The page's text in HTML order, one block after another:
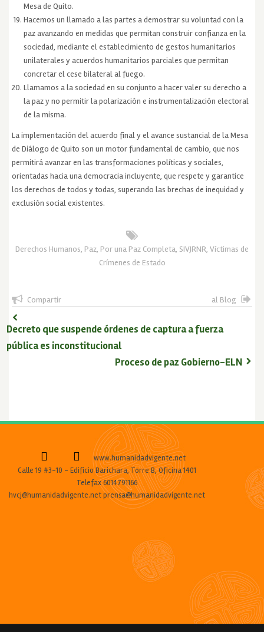
Mesa de Quito.
Hacemos un llamado a las partes a demostrar su voluntad con la
paz avanzando en medidas que permitan construir confianza en la
sociedad, mediante el establecimiento de gestos humanitarios
unilaterales y acuerdos humanitarios parciales que permitan
concretar el cese bilateral al fuego.
Llamamos a la sociedad en su conjunto a hacer valer su derecho a
la paz y no permitir la polarización e instrumentalización electoral
de la misma.
La implementación del acuerdo final y el avance sustancial de la Mesa
de Diálogo de Quito son un motor fundamental de cambio, que nos
permitirá avanzar en las transformaciones políticas y sociales,
orientadas hacia una democracia incluyente, que respete y garantice
los derechos de todos y todas, superando las brechas de inequidad y
exclusión social existentes.
Derechos Humanos, Paz, Por una Paz Completa, SIVJRNR, Víctimas de
Crímenes de Estado
Compartir al Blog
Decreto que suspende órdenes de captura a fuerza
pública es inconstitucional
Proceso de paz Gobierno-ELN
www.humanidadvigente.net
Calle 19 #3-10 - Edificio Barichara, Torre B, Oficina 1401
Telefax 6014791166
hvcj@humanidadvigente.net prensa@humanidadvigente.net